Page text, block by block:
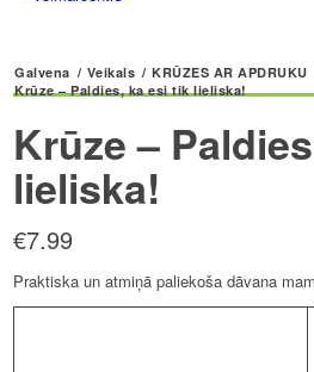
Galvena / Veikals / KRŪZES AR APDRUKU
Krūze – Paldies, ka esi tik lieliska!
Krūze –
lieliska!
€7.99
Praktiska un atmiņā paliekoša dāvana